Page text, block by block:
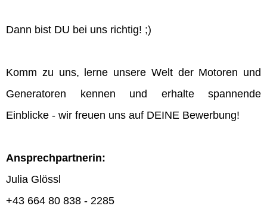
Dann bist DU bei uns richtig! ;)
Komm zu uns, lerne unsere Welt der Motoren und
Generatoren kennen und erhalte spannende
Einblicke - wir freuen uns auf DEINE Bewerbung!
Ansprechpartnerin:
Julia Glössl
+43 664 80 838 - 2285